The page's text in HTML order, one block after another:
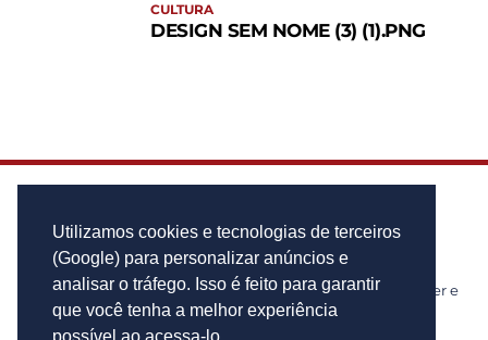
Utilizamos cookies e tecnologias de terceiros
(Google) para personalizar anúncios e
analisar o tráfego. Isso é feito para garantir
que você tenha a melhor experiência
CULTURA
DESIGN SEM NOME (3) (1).PNG
Notícias de cidades, politica, cultura, lazer e
muito mais!